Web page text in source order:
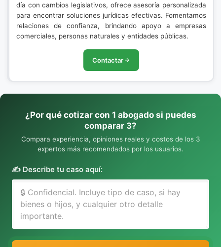
día con cambios legislativos, ofrece asesoría personalizada
para encontrar soluciones jurídicas efectivas. Fomentamos
relaciones de confianza, brindando apoyo a empresas
comerciales, personas naturales y entidades públicas.
Contactar
¿Por qué cotizar con 1 abogado si puedes
comparar 3?
Compara experiencia, opiniones reales y costos de los 3
expertos más recomendados por los usuarios.
✍️ Describe tu caso aquí: